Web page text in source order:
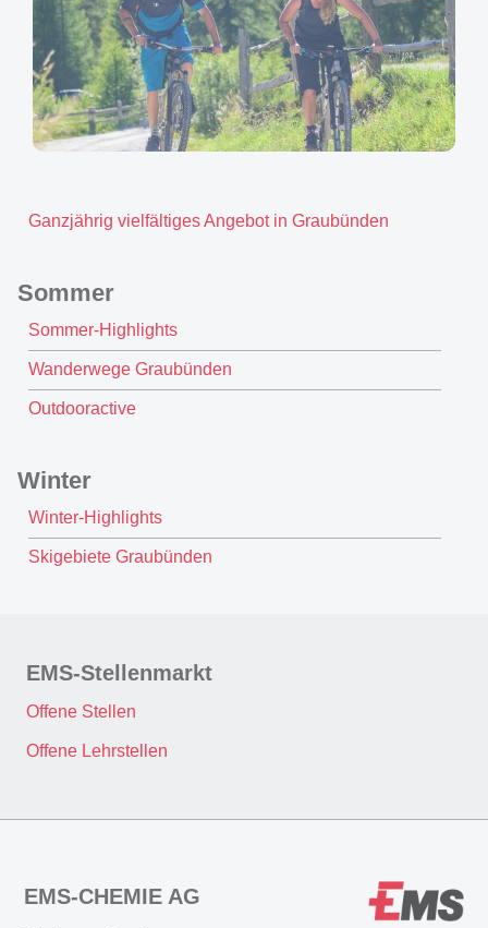
Ganzjährig vielfältiges Angebot in Graubünden
Sommer
Sommer-Highlights
Wanderwege Graubünden
Outdooractive
Winter
Winter-Highlights
Skigebiete Graubünden
EMS-Stellenmarkt
Offene Stellen
Offene Lehrstellen
EMS-CHEMIE AG